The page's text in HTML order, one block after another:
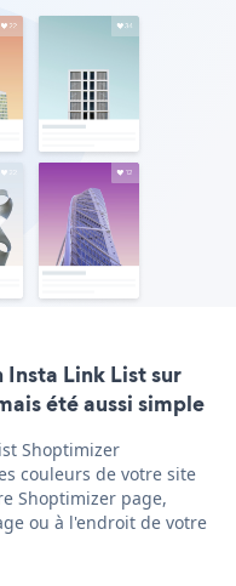
Link List sur
été aussi simple
Shoptimizer
couleurs de votre site
Shoptimizer page,
ou à l'endroit de votre